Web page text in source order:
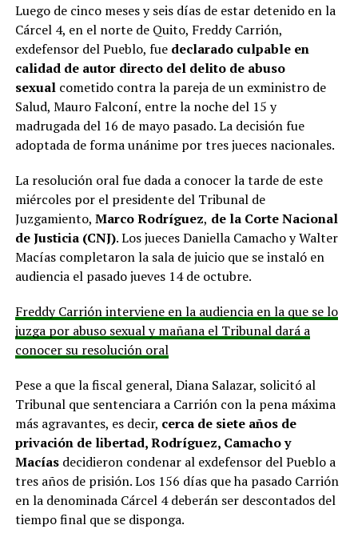
Luego de cinco meses y seis días de estar detenido en la
Cárcel 4, en el norte de Quito, Freddy Carrión,
exdefensor del Pueblo, fue declarado culpable en
calidad de autor directo del delito de abuso
sexual cometido contra la pareja de un exministro de
Salud, Mauro Falconí, entre la noche del 15 y
madrugada del 16 de mayo pasado. La decisión fue
adoptada de forma unánime por tres jueces nacionales.
La resolución oral fue dada a conocer la tarde de este
miércoles por el presidente del Tribunal de
Juzgamiento, Marco Rodríguez, de la Corte Nacional
de Justicia (CNJ). Los jueces Daniella Camacho y Walter
Macías completaron la sala de juicio que se instaló en
audiencia el pasado jueves 14 de octubre.
Freddy Carrión interviene en la audiencia en la que se lo
juzga por abuso sexual y mañana el Tribunal dará a
conocer su resolución oral
Pese a que la fiscal general, Diana Salazar, solicitó al
Tribunal que sentenciara a Carrión con la pena máxima
más agravantes, es decir, cerca de siete años de
privación de libertad, Rodríguez, Camacho y
Macíasdecidieron condenar al exdefensor del Pueblo a
tres años de prisión. Los 156 días que ha pasado Carrión
en la denominada Cárcel 4 deberán ser descontados del
tiempo final que se disponga.